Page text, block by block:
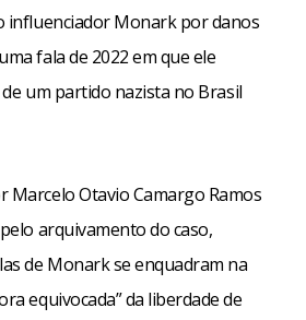
influenciador Monark por danos
fala de 2022 em que ele
um partido nazista no Brasil
Marcelo Otavio Camargo Ramos
arquivamento do caso,
de Monark se enquadram na
equivocada” da liberdade de